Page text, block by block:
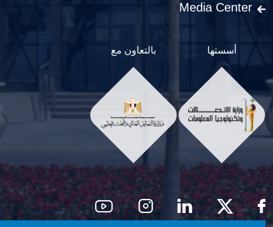
Media Center
أسستها بالتعاون مع
Social Menu